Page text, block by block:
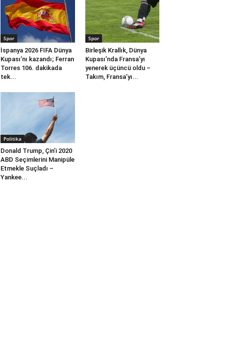
Spor
İspanya 2026 FIFA Dünya
Kupası’nı kazandı; Ferran
Torres 106. dakikada
tek...
Spor
Birleşik Krallık, Dünya
Kupası’nda Fransa’yı
yenerek üçüncü oldu –
Takım, Fransa’yı...
Politika
Donald Trump, Çin’i 2020
ABD Seçimlerini Manipüle
Etmekle Suçladı –
Yankee...